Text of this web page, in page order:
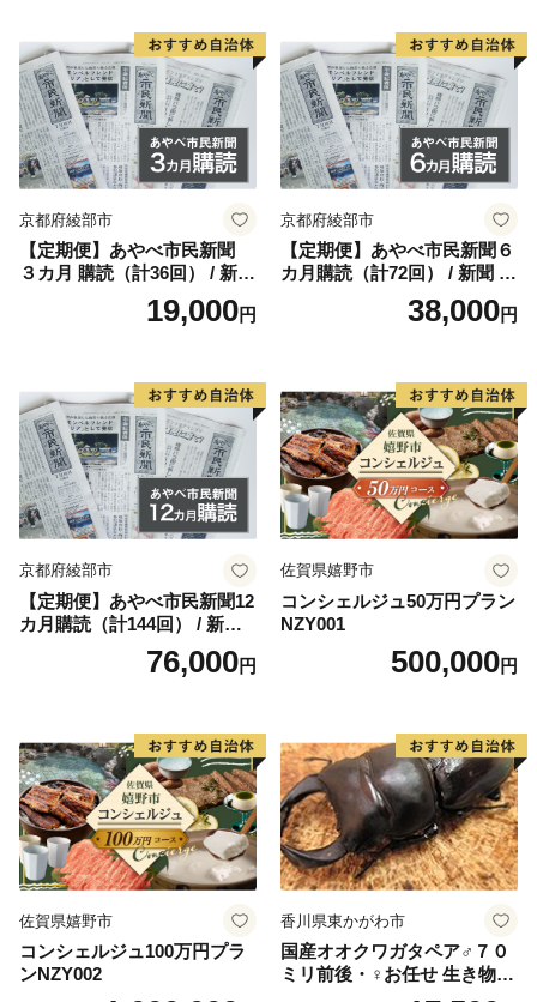
カーボン・オフセットとは、個人や企業が排出する二
酸化炭素などの温室効果ガスをできるだけ減らすよう努
力し、それでもなお出てしまう分について、森林保全活
動や再生可能エネルギー導入等に投資することで得られ
る温室効果ガスの削減量や吸収量で埋め合わせることで
す。
下川町では、森林の適切な管理によって得られるCO₂
の吸収量について認証を受ける（クレジット化する）と
ともに、企業や団体などからの協賛をもとに、健全な森
林保全を進めています。
の「ふるさと納税ギフト」も返礼品の配送などで生じる
CO₂から5㎏をカーボン・オフセットしました。
下川町の森林への想いがみなさまに届きますよう
に。
ュー 宮崎県 産 送料無料
京都府綾部市
【定期便】あやべ市民新聞
３カ月 購読（計36回） / 新聞
情報誌 定期購読 綾部市 / 株
式会社あやべ市民新聞社［B
19,000円
京都府綾部市
【定期便】あやべ市民新聞６
カ月購読（計72回） / 新聞 情
報誌 定期購読 綾部市 / 株式
会社あやべ市民新聞社［BSC
38,000円
京都府綾部市
【定期便】あやべ市民新聞12
カ月購読（計144回） / 新聞
情報誌 定期購読 綾部市 / 株
式会社あやべ市民新聞社［B
76,000円
佐賀県嬉野市
コンシェルジュ50万円プラン
NZY001
500,000円
佐賀県嬉野市
コンシェルジュ100万円プラ
ンNZY002
香川県東かがわ市
国産オオクワガタペア♂７０
ミリ前後・♀お任せ 生き物生